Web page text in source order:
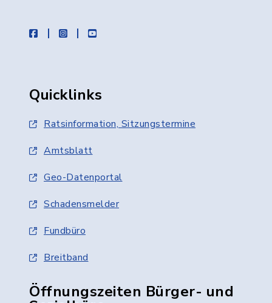
facebookinstagramyoutube
Quicklinks
Ratsinformation, Sitzungstermine
Amtsblatt
Geo-Datenportal
Schadensmelder
Fundbüro
Breitband
Öffnungszeiten Bürger- und